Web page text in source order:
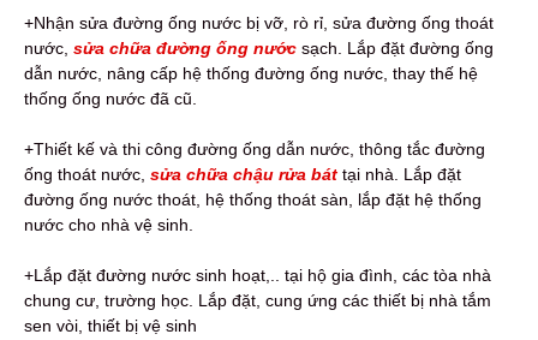
+Nhận sửa đường ống nước bị vỡ, rò rỉ, sửa đường ống thoát
nước, sửa chữa đường ống nước sạch. Lắp đặt đường ống
dẫn nước, nâng cấp hệ thống đường ống nước, thay thế hệ
thống ống nước đã cũ.
+Thiết kế và thi công đường ống dẫn nước, thông tắc đường
ống thoát nước, sửa chữa chậu rửa bát tại nhà. Lắp đặt
đường ống nước thoát, hệ thống thoát sàn, lắp đặt hệ thống
nước cho nhà vệ sinh.
+Lắp đặt đường nước sinh hoạt,.. tại hộ gia đình, các tòa nhà
chung cư, trường học. Lắp đặt, cung ứng các thiết bị nhà tắm
sen vòi, thiết bị vệ sinh